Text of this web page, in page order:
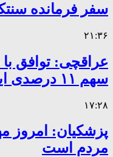
سفر فرمانده
۲۱:۳۶
عراقچی: توافق
سهم ۱۱ درصدی ایران از خزر
۱۷:۲۸
پزشکیان: امروز
مردم است